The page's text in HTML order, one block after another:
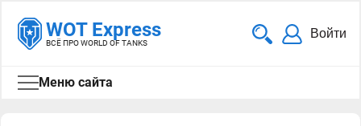
WOT Express
ВСЁ ПРО WORLD OF TANKS
Войти
Меню сайта